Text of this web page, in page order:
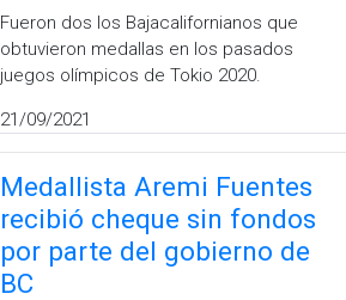
Fueron dos los Bajacalifornianos que
obtuvieron medallas en los pasados
juegos olímpicos de Tokio 2020.
21/09/2021
Medallista Aremi Fuentes
recibió cheque sin fondos
por parte del gobierno de
BC